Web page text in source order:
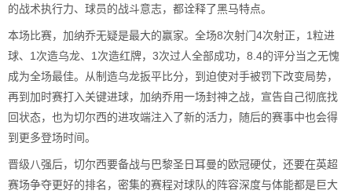
的战术执行力、球员的战斗意志，都诠释了黑马特点。
本场比赛，加纳乔无疑是最大的赢家。全场8次射门4次射正，1粒进
球、1次造乌龙、1次造红牌，3次过人全部成功，8.4的评分当之无愧
成为全场最佳。从制造乌龙扳平比分，到迫使对手被罚下改变局势，
再到加时赛打入关键进球，加纳乔用一场封神之战，宣告自己彻底找
回状态，也为切尔西的进攻端注入了新的活力，随后的赛事中也会得
到更多登场时间。
晋级八强后，切尔西要备战与巴黎圣日耳曼的欧冠硬仗，还要在英超
赛场争夺更好的排名，密集的赛程对球队的阵容深度与体能都是巨大